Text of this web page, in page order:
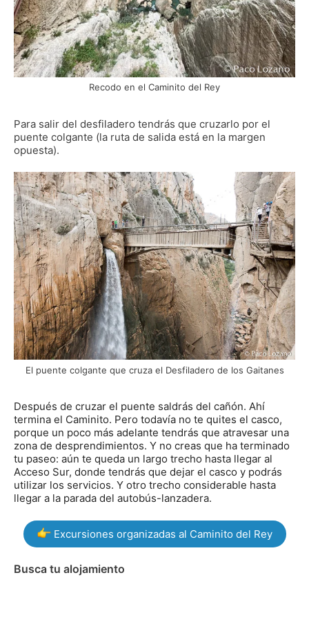
Recodo en el Caminito del Rey
Para salir del desfiladero tendrás que cruzarlo por el
puente colgante (la ruta de salida está en la margen
opuesta).
El puente colgante que cruza el Desfiladero de los Gaitanes
Después de cruzar el puente saldrás del cañón. Ahí
termina el Caminito. Pero todavía no te quites el casco,
porque un poco más adelante tendrás que atravesar una
zona de desprendimientos. Y no creas que ha terminado
tu paseo: aún te queda un largo trecho hasta llegar al
Acceso Sur, donde tendrás que dejar el casco y podrás
utilizar los servicios. Y otro trecho considerable hasta
llegar a la parada del autobús-lanzadera.
Excursiones organizadas al Caminito del Rey
Busca tu alojamiento